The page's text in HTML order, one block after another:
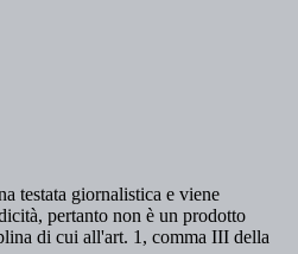
testata giornalistica e viene
pertanto non è un prodotto
di cui all'art. 1, comma III della